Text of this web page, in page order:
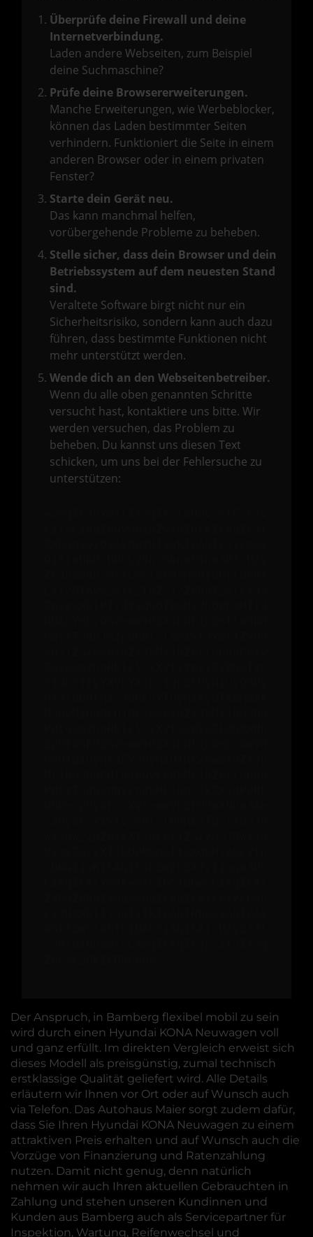
Überprüfe deine Firewall und deine
Internetverbindung.
Laden andere Webseiten, zum Beispiel
deine Suchmaschine?
Prüfe deine Browsererweiterungen.
Manche Erweiterungen, wie Werbeblocker,
können das Laden bestimmter Seiten
verhindern. Funktioniert die Seite in einem
anderen Browser oder in einem privaten
Fenster?
Starte dein Gerät neu.
Das kann manchmal helfen,
vorübergehende Probleme zu beheben.
Stelle sicher, dass dein Browser und dein
Betriebssystem auf dem neuesten Stand
sind.
Veraltete Software birgt nicht nur ein
Sicherheitsrisiko, sondern kann auch dazu
führen, dass bestimmte Funktionen nicht
mehr unterstützt werden.
Wende dich an den Webseitenbetreiber.
Wenn du alle oben genannten Schritte
versucht hast, kontaktiere uns bitte. Wir
werden versuchen, das Problem zu
beheben. Du kannst uns diesen Text
schicken, um uns bei der Fehlersuche zu
unterstützen:
Der Anspruch, in Bamberg flexibel mobil zu sein
wird durch einen Hyundai KONA Neuwagen voll
und ganz erfüllt. Im direkten Vergleich erweist sich
dieses Modell als preisgünstig, zumal technisch
erstklassige Qualität geliefert wird. Alle Details
erläutern wir Ihnen vor Ort oder auf Wunsch auch
via Telefon. Das Autohaus Maier sorgt zudem dafür,
dass Sie Ihren Hyundai KONA Neuwagen zu einem
attraktiven Preis erhalten und auf Wunsch auch die
Vorzüge von Finanzierung und Ratenzahlung
nutzen. Damit nicht genug, denn natürlich
nehmen wir auch Ihren aktuellen Gebrauchten in
Zahlung und stehen unseren Kundinnen und
Kunden aus Bamberg auch als Servicepartner für
Inspektion, Wartung, Reifenwechsel und